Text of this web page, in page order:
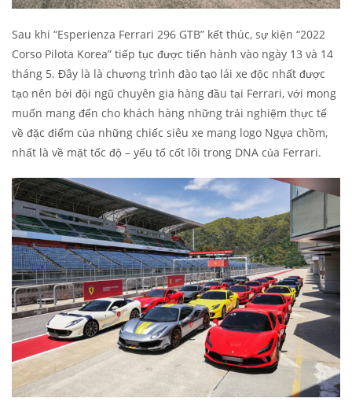
Sau khi “Esperienza Ferrari 296 GTB” kết thúc, sự kiện “2022
Corso Pilota Korea” tiếp tục được tiến hành vào ngày 13 và 14
tháng 5. Đây là là chương trình đào tạo lái xe độc nhất được
tạo nên bởi đội ngũ chuyên gia hàng đầu tại Ferrari, với mong
muốn mang đến cho khách hàng những trải nghiệm thực tế
về đặc điểm của những chiếc siêu xe mang logo Ngựa chồm,
nhất là về mặt tốc độ – yếu tố cốt lõi trong DNA của Ferrari.